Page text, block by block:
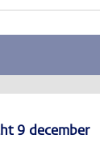
9 december